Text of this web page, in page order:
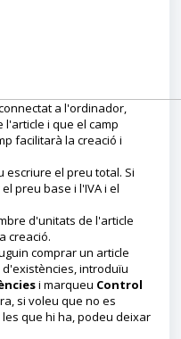
a l'ordinador,
i que el camp
facilitarà la creació i
escriure el preu total. Si
preu base i l'IVA i el
d'unitats de l'article
creació.
comprar un article
introduïu
i marqueu Control
si voleu que no es
que hi ha, podeu deixar